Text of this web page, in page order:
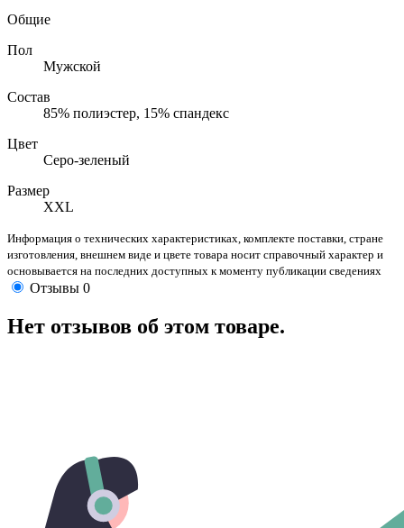
Общие
Пол
Мужской
Состав
85% полиэстер, 15% спандекс
Цвет
Серо-зеленый
Размер
XXL
Информация о технических характеристиках, комплекте поставки, стране
изготовления, внешнем виде и цвете товара носит справочный характер и
основывается на последних доступных к моменту публикации сведениях
Отзывы 0
Нет отзывов об этом товаре.